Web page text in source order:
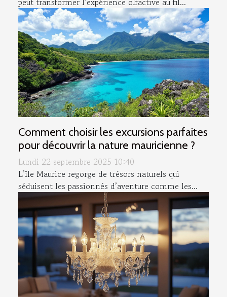
Comment choisir les excursions parfaites
pour découvrir la nature mauricienne ?
Lundi 22 septembre 2025 10:40
L’île Maurice regorge de trésors naturels qui
séduisent les passionnés d’aventure comme les...